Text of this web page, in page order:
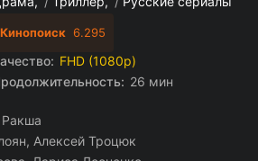
Кинопоиск 6.295
FHD (1080p)
26 мин
Алексей Троцюк